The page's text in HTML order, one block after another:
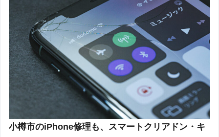
小樽市のiPhone修理も、スマートクリアドン・キ